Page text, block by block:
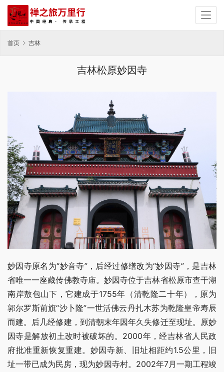
首页 吉林
吉林松原妙因寺
妙因寺原名为“妙音寺”，后经过修缮改为“妙因寺”，是吉林
省唯一一座藏传佛教寺庙。妙因寺位于吉林省松原市查干湖
南岸敖包山下，它建成于1755年（清乾隆二十年），原为
郭尔罗斯前旗“沙卜隆”一世活佛云丹扎木苏为乾隆皇帝寿辰
而建。后几经修建，到清朝末年因年久失修迁至现址。原妙
因寺是解放初土改时被破坏的。2000年，经吉林省人民政
府批准重新恢复重建。妙因寺新、旧址相距约1.5公里，旧
址一带已成为民房，现为妙因寺村。2002年7月一期工程竣